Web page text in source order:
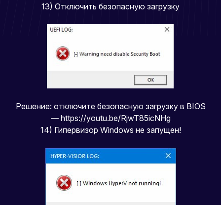
13) Отключить безопасную загрузку
Решение: отключите безопасную загрузку в BIOS
— https://youtu.be/RjwT85icNHg
14) Гипервизор Windows не запущен!